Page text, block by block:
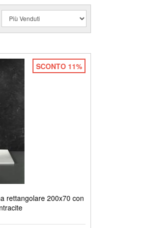
SCONTO 11%
rettangolare 200x70 con